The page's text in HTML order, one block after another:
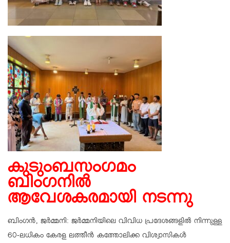
കുടുംബസംഗമം
ബിംഗനിൽ
ആവേശകരമായി നടന്നു
ബിംഗൻ, ജർമ്മനി: ജർമ്മനിയിലെ വിവിധ പ്രദേശങ്ങളിൽ നിന്നുള്ള
60-ലധികം കേരള ലത്തീൻ കത്തോലിക്ക വിശ്വാസികൾ